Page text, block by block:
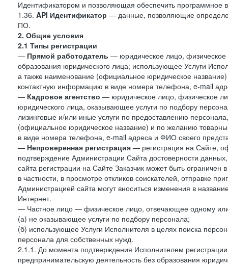
Идентификатором и позволяющая обеспечить программное
1.36. API Идентификатор — данные, позволяющие
ПО.
2. Общие условия
2.1 Типы регистрации
— Прямой работодатель — юридическое лицо,
образования юридического лица; использующее Услуги
а также наименование (официальное юридическое
контактную информацию в виде номера телефона, e-mail
— Кадровое агентство — юридическое лицо, физическое
юридического лица, оказывающее услуги по подбору
лизинговые и/или иные услуги по предоставлению
(официальное юридическое название) и по желанию
в виде номера телефона, e-mail адреса и ФИО своего
— Непроверенная регистрация — регистрация на Сайте,
подтверждение Администрации Сайта достоверности
сайта регистрации на Сайте Заказчик может быть
в частности, в просмотре откликов соискателей, отправке
Администрацией сайта могут вноситься изменения в
Интернет.
— Частное лицо — физическое лицо, отвечающее одному
(а) не оказывающее услуги по подбору персонала;
(б) использующее Услуги Исполнителя в целях поиска
персонала для собственных нужд.
2.1.1. До момента подтверждения Исполнителем
предпринимательскую деятельность без образования